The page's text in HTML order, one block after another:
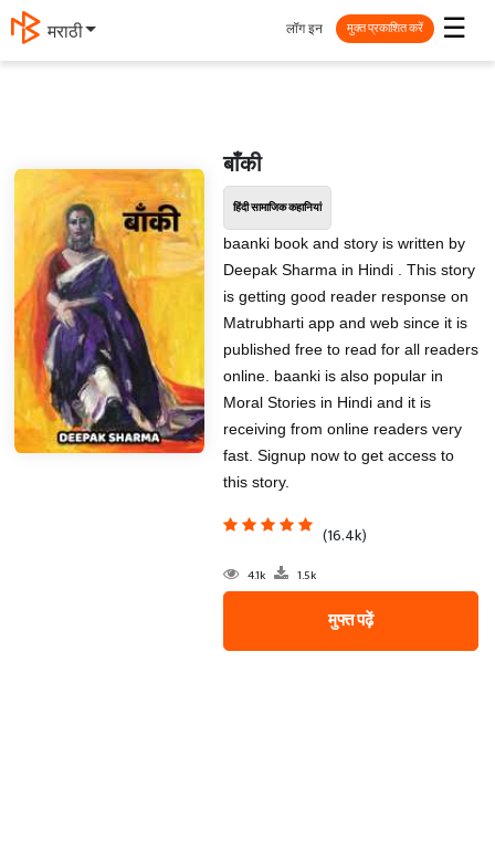
मराठी ☰
लॉग इन मुक्त प्रकाशित करें
बाँकी
हिंदी सामाजिक कहानियां
baanki book and story is written by
Deepak Sharma in Hindi . This story
is getting good reader response on
Matrubharti app and web since it is
published free to read for all readers
online. baanki is also popular in
Moral Stories in Hindi and it is
receiving from online readers very
fast. Signup now to get access to
this story.
(16.4k)
4.1k 1.5k
मुफ्त पढ़ें